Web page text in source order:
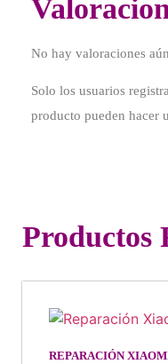
No hay valoraciones
Solo los usuarios
producto pueden hacer
Productos
REPARACIÓN